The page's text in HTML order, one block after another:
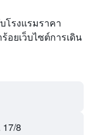
โรงแรมราคา
อยเว็บไซต์การเดิน
17/8